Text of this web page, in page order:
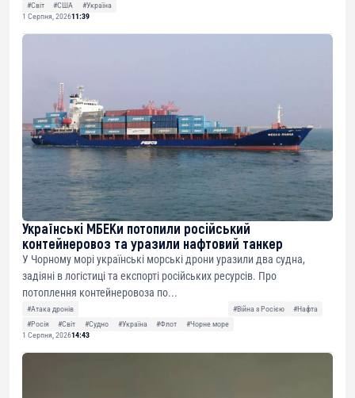
#Світ
#США
#Україна
1 Серпня, 202611:39
Українські МБЕКи потопили російський
контейнеровоз та уразили нафтовий танкер
У Чорному морі українські морські дрони уразили два судна,
задіяні в логістиці та експорті російських ресурсів. Про
потоплення контейнеровоза по...
#Атака дронів #Війна з Росією
#Нафта
#Росія
#Світ #Судно #Україна #Флот
#Чорне море
1 Серпня, 202614:43